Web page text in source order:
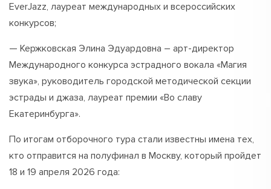
EverJazz, лауреат международных и всероссийских
конкурсов;
— Кержковская Элина Эдуардовна – арт-директор
Международного конкурса эстрадного вокала «Магия
звука», руководитель городской методической секции
эстрады и джаза, лауреат премии «Во славу
Екатеринбурга».
По итогам отборочного тура стали известны имена тех,
кто отправится на полуфинал в Москву, который пройдет
18 и 19 апреля 2026 года: